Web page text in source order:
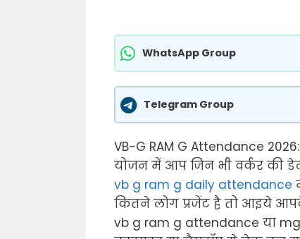
WhatsApp Group
Telegram Group
VB-G RAM G Attendance
योजन में आप जिन भी वर्कर की
vb g ram g daily attendance
कितने लोग प्रजेंट है तो आइये
vb g ram g attendance या